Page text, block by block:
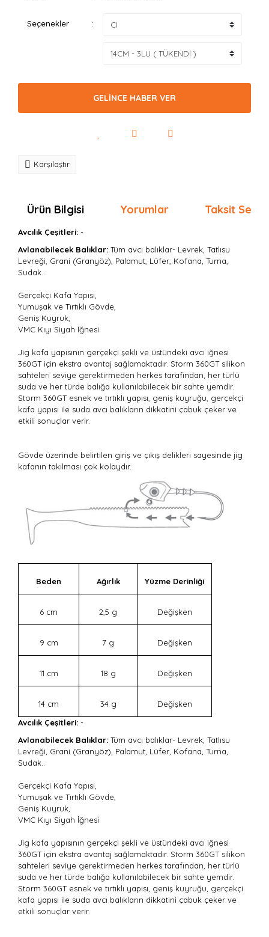
Seçenekler
GELİNCE HABER VER
Karşılaştır
Ürün Bilgisi Yorumlar Taksit
Avcılık Çeşitleri: -
Avlanabilecek Balıklar: Tüm avcı balıklar- Levrek, Tatlısu
Levreği, Grani (Granyöz), Palamut, Lüfer, Kofana, Turna,
Sudak..
Gerçekçi Kafa Yapısı,
Yumuşak ve Tırtıklı Gövde,
Geniş Kuyruk,
VMC Kıyı Siyah İğnesi
Jig kafa yapısının gerçekçi şekli ve üstündeki avcı iğnesi
360GT için ekstra avantaj sağlamaktadır. Storm 360GT silikon
sahteleri seviye gerektirmeden herkes tarafından, her türlü
suda ve her türde balığa kullanılabilecek bir sahte yemdir.
Storm 360GT esnek ve tırtıklı yapısı, geniş kuyruğu, gerçekçi
kafa yapısı ile suda avcı balıkların dikkatini çabuk çeker ve
etkili sonuçlar verir.
Gövde üzerinde belirtilen giriş ve çıkış delikleri sayesinde jig
kafanın takılması çok kolaydır.
Beden Ağırlık Yüzme Derinliği
6 cm 2,5 g Değişken
9 cm 7 g Değişken
11 cm 18 g Değişken
14 cm 34 g
Değişken
Avcılık Çeşitleri: -
Avlanabilecek Balıklar: Tüm avcı balıklar- Levrek, Tatlısu
Levreği, Grani (Granyöz), Palamut, Lüfer, Kofana, Turna,
Sudak..
Gerçekçi Kafa Yapısı,
Yumuşak ve Tırtıklı Gövde,
Geniş Kuyruk,
VMC Kıyı Siyah İğnesi
Jig kafa yapısının gerçekçi şekli ve üstündeki avcı iğnesi
360GT için ekstra avantaj sağlamaktadır. Storm 360GT silikon
sahteleri seviye gerektirmeden herkes tarafından, her türlü
suda ve her türde balığa kullanılabilecek bir sahte yemdir.
Storm 360GT esnek ve tırtıklı yapısı, geniş kuyruğu, gerçekçi
kafa yapısı ile suda avcı balıkların dikkatini çabuk çeker ve
etkili sonuçlar verir.